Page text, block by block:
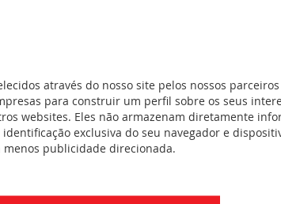
REF. 421040
Base tomadas frontais ou posteriores
REF. 421037
através do nosso site pelos nossos
para construir um perfil sobre os seus
websites. Eles não armazenam diretamente
identificação exclusiva do seu navegador e
publicidade direcionada.